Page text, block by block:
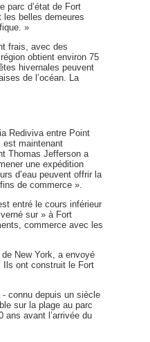
parc d’état de Fort
belles demeures
»
frais, avec des
obtient environ 75
hivernales peuvent
de l’océan. La
Rediviva entre Point
est maintenant
Thomas Jefferson a
une expédition
d’eau peuvent offrir la
de commerce ».
entré le cours inférieur
sur » à Fort
commerce avec les
New York, a envoyé
Ils ont construit le Fort
- connu depuis un siècle
sur la plage au parc
ans avant l’arrivée du